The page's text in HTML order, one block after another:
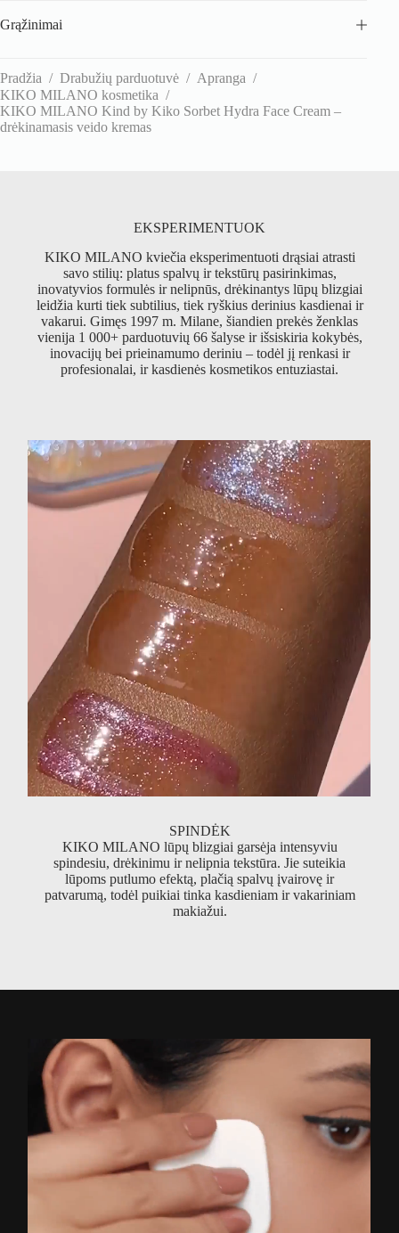
Grąžinimai
Pradžia / Drabužių parduotuvė / Apranga /
KIKO MILANO kosmetika /
KIKO MILANO Kind by Kiko Sorbet Hydra Face Cream –
drėkinamasis veido kremas
EKSPERIMENTUOK
KIKO MILANO kviečia eksperimentuoti drąsiai atrasti
savo stilių: platus spalvų ir tekstūrų pasirinkimas,
inovatyvios formulės ir nelipnūs, drėkinantys lūpų blizgiai
leidžia kurti tiek subtilius, tiek ryškius derinius kasdienai ir
vakarui. Gimęs 1997 m. Milane, šiandien prekės ženklas
vienija 1 000+ parduotuvių 66 šalyse ir išsiskiria kokybės,
inovacijų bei prieinamumo deriniu – todėl jį renkasi ir
profesionalai, ir kasdienės kosmetikos entuziastai.
SPINDĖK
KIKO MILANO lūpų blizgiai garsėja intensyviu
spindesiu, drėkinimu ir nelipnia tekstūra. Jie suteikia
lūpoms putlumo efektą, plačią spalvų įvairovę ir
patvarumą, todėl puikiai tinka kasdieniam ir vakariniam
makiažui.